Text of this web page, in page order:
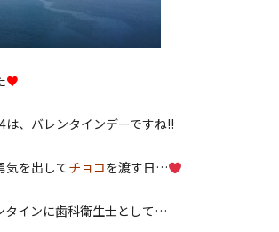
♥
は、バレンタインデーですね!!
気を出してチョコを渡す日…
タインに歯科衛生士として…